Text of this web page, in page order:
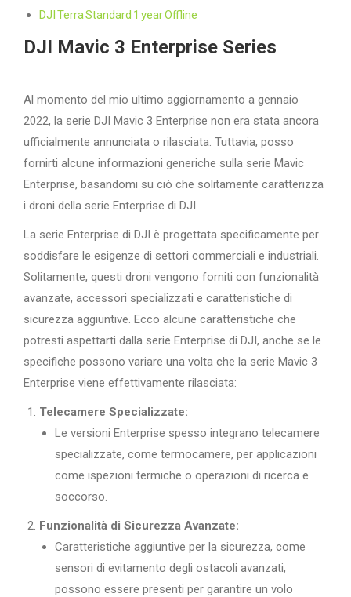
DJI Terra Standard 1 year Offline
DJI Mavic 3 Enterprise Series
Al momento del mio ultimo aggiornamento a gennaio
2022, la serie DJI Mavic 3 Enterprise non era stata ancora
ufficialmente annunciata o rilasciata. Tuttavia, posso
fornirti alcune informazioni generiche sulla serie Mavic
Enterprise, basandomi su ciò che solitamente caratterizza
i droni della serie Enterprise di DJI.
La serie Enterprise di DJI è progettata specificamente per
soddisfare le esigenze di settori commerciali e industriali.
Solitamente, questi droni vengono forniti con funzionalità
avanzate, accessori specializzati e caratteristiche di
sicurezza aggiuntive. Ecco alcune caratteristiche che
potresti aspettarti dalla serie Enterprise di DJI, anche se le
specifiche possono variare una volta che la serie Mavic 3
Enterprise viene effettivamente rilasciata:
Telecamere Specializzate:
Le versioni Enterprise spesso integrano telecamere
specializzate, come termocamere, per applicazioni
come ispezioni termiche o operazioni di ricerca e
soccorso.
Funzionalità di Sicurezza Avanzate:
Caratteristiche aggiuntive per la sicurezza, come
sensori di evitamento degli ostacoli avanzati,
possono essere presenti per garantire un volo